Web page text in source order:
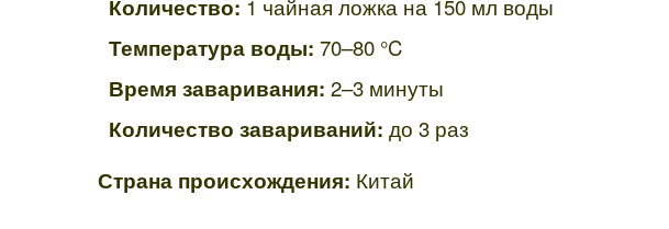
Количество: 1 чайная ложка на 150 мл воды
Температура воды: 70–80 °C
Время заваривания: 2–3 минуты
Количество завариваний: до 3 раз
Страна происхождения: Китай